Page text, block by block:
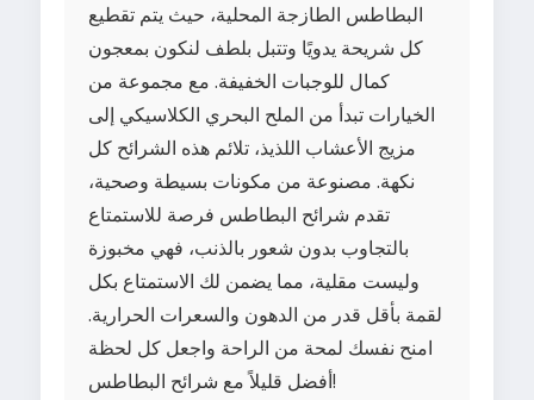
البطاطس الطازجة المحلية، حيث يتم تقطيع
كل شريحة يدويًا وتتبل بلطف لنكون بمعجون
كمال للوجبات الخفيفة. مع مجموعة من
الخيارات تبدأ من الملح البحري الكلاسيكي إلى
مزيج الأعشاب اللذيذ، تلائم هذه الشرائح كل
نكهة. مصنوعة من مكونات بسيطة وصحية،
تقدم شرائح البطاطس فرصة للاستمتاع
بالتجاوب بدون شعور بالذنب، فهي مخبوزة
وليست مقلية، مما يضمن لك الاستمتاع بكل
لقمة بأقل قدر من الدهون والسعرات الحرارية.
امنح نفسك لمحة من الراحة واجعل كل لحظة
أفضل قليلاً مع شرائح البطاطس!